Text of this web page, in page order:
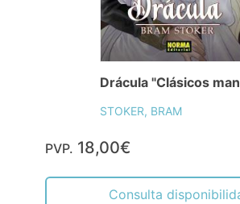
Drácula "Clásicos
STOKER, BRAM
PVP. 18,00€
Consulta